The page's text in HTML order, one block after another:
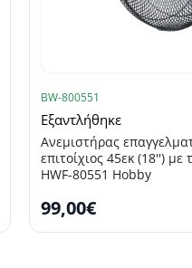
BW-800551
Εξαντλήθηκε
Ανεμιστήρας
επιτοίχιος 45εκ (18'') με
HWF-80551 Hobby
99,00€